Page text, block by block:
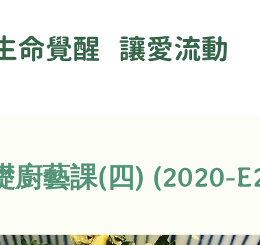
命覺醒 讓愛流動
廚藝課(四) (2020-